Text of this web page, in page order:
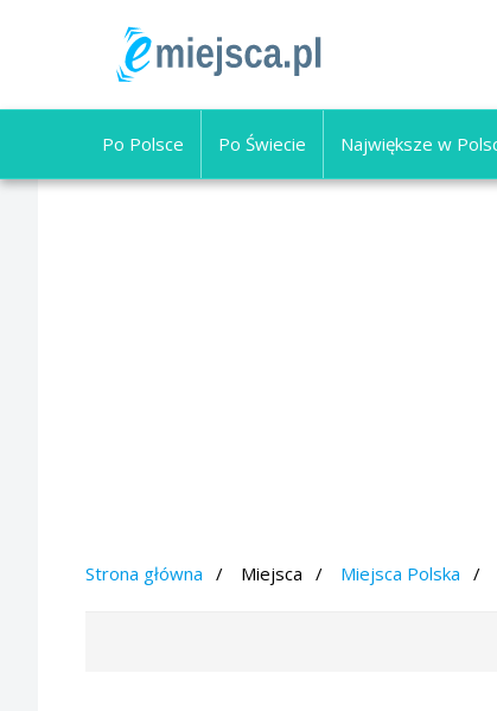
Po Polsce Po Świecie Największe w
Strona główna Miejsca Miejsca Polska